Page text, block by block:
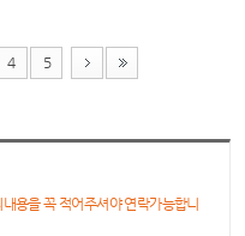
4 5
용을 꼭 적어주셔야 연락가능합니